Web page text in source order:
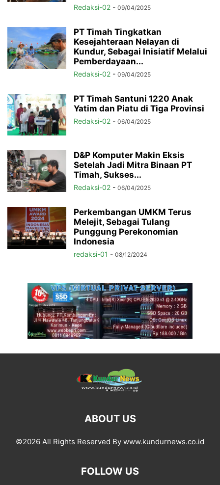
Redaksi-02 - 09/04/2025
PT Timah Tingkatkan
Kesejahteraan Nelayan di
Kundur, Sebagai Inisiatif Melalui
Pemberdayaan...
Redaksi-02 - 09/04/2025
PT Timah Santuni 1220 Anak
Yatim dan Piatu di Tiga Provinsi
Redaksi-02 - 06/04/2025
D&P Komputer Makin Eksis
Setelah Jadi Mitra Binaan PT
Timah, Sukses...
Redaksi-02 - 06/04/2025
Perkembangan UMKM Terus
Melejit, Sebagai Tulang
Punggung Perekonomian
Indonesia
redaksi-01 - 08/12/2024
ABOUT US
©2026 All Rights Reserved By www.kundurnews.co.id
FOLLOW US